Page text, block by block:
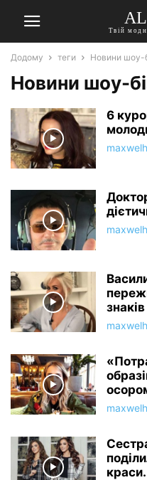
Твій
Додому теги Новини шоу-
Новини шоу-
6
краси.